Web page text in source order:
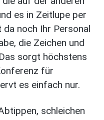
es in Zeitlupe per
noch Ihr Personal
die Zeichen und
sorgt höchstens
für
es einfach nur.
schleichen